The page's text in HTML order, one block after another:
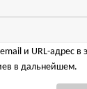
и URL-адрес в
в дальнейшем.